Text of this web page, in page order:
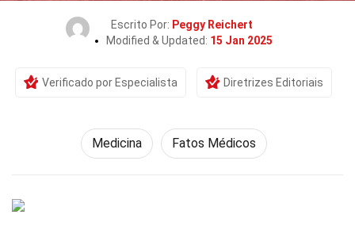
Escrito Por: Peggy Reichert
Modified & Updated: 15 Jan 2025
Verificado por Especialista Diretrizes Editoriais
Medicina Fatos Médicos